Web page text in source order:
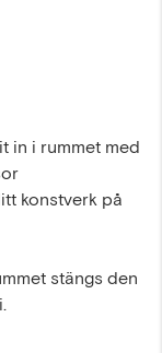
in i rummet med
konstverk på
stängs den